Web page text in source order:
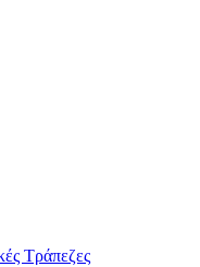
Τράπεζες